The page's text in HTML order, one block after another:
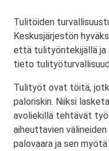
Tulitöiden
Keskusjärjestön
että tulityöntekijällä ja
tieto
Tulityöt ovat töitä,
paloriskin. Niiksi
avoliekillä tehtävät
aiheuttavien
palovaara ja sen